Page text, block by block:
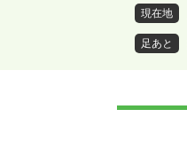
現在地
足あと